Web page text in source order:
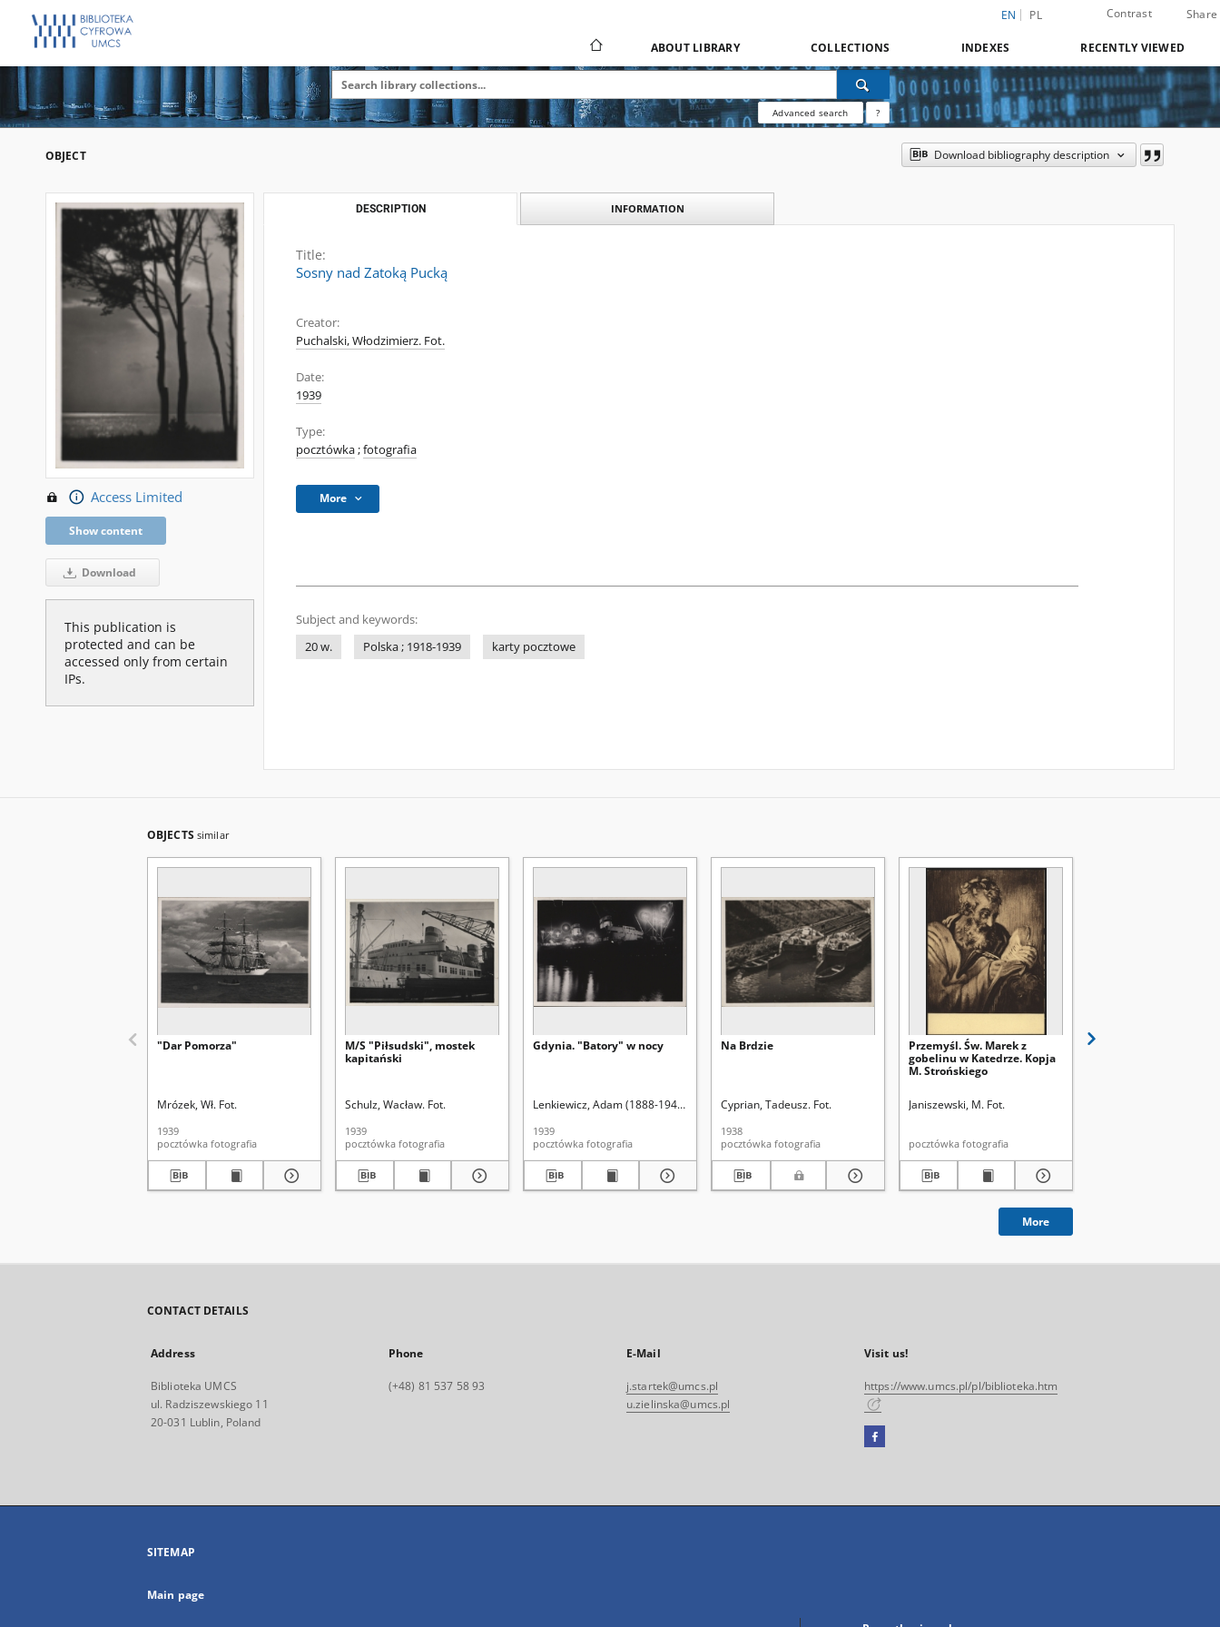
EN PL Contrast Share
ABOUT LIBRARY COLLECTIONS INDEXES RECENTLY VIEWED
Advanced search ?
OBJECT Download bibliography description
Access Limited
Show content
Download
This publication is
protected and can be
accessed only from certain
IPs.
DESCRIPTION INFORMATION
Title:
Sosny nad Zatoką Pucką
Creator:
Puchalski, Włodzimierz. Fot.
Date:
1939
Type:
pocztówka;fotografia
More
Subject and keywords:
20 w.
Polska ; 1918-1939 karty pocztowe
OBJECTS similar
"Dar Pomorza"
Mrózek, Wł. Fot.
1939
pocztówka fotografia
M/S "Piłsudski", mostek
kapitański
Schulz, Wacław. Fot.
1939
pocztówka fotografia
Gdynia. "Batory" w nocy
Lenkiewicz, Adam (1888-1941?). Fot.
1939
pocztówka fotografia
Na Brdzie
Cyprian, Tadeusz. Fot.
1938
pocztówka fotografia
Przemyśl. Św. Marek z
gobelinu w Katedrze. Kopja
M. Strońskiego
Janiszewski, M. Fot.
pocztówka fotografia
More
CONTACT DETAILS
Address
Biblioteka UMCS
ul. Radziszewskiego 11
20-031 Lublin, Poland
Phone
(+48) 81 537 58 93
E-Mail
j.startek@umcs.pl
u.zielinska@umcs.pl
Visit us!
https://www.umcs.pl/pl/biblioteka.htm
Facebook
open
SITEMAP
Main page